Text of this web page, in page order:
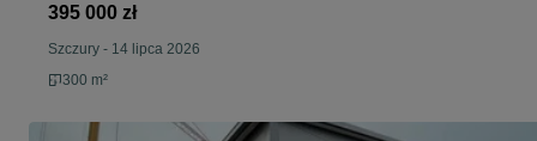
395 000 zł
Szczury - 14 lipca 2026
300 m²